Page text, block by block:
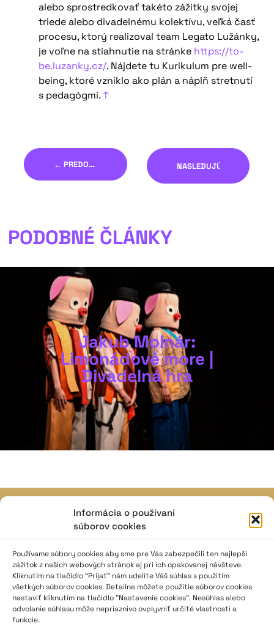
Informácia o používaní
súborov cookies
Používame súbory cookies aby sme pre Vás zabezpečili ten najlepší
zážitok z našich webových stránok aj pri ich opakovanej návšteve.
Kliknutím na tlačidlo “Prijať” nám udelíte Váš súhlas s použitím
všetkých súborov cookies. Detailne môžete použitie súborov cookies
nastaviť kliknutím na tlačidlo "Nastavenie cookies". Nesúhlas alebo
odvolanie súhlasu môže nepriaznivo ovplyvniť určité vlastnosti a
funkcie.
alebo sprostredkovať takéto zážitky svojej
triede alebo divadelnému kolektívu, veľká časť
procesu, ktorý realizoval team Legato Lužánky,
je voľne na stiahnutie na stránke https://to-
be.luzanky.cz/. Nájdete tu Kurikulum pre well-
being, ktoré vzniklo ako plán a náplň stretnutí
s pedagógmi. ↑
← PREDOŠLÝ NASLEDUJÚCI →
PODOBNÉ ČLÁNKY
Jakub Molnár:
Limonádové more |
Divadelná hra
e-mail: javisko.noc@nocka.sk
Nám. SNP č. 12, 812 34 Bratislava 1
Slovenská republika
2023–2025 ©